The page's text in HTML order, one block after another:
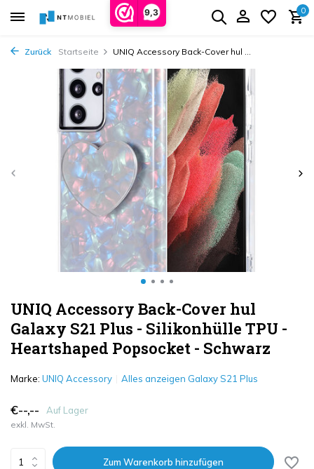
9,3 0
Zurück Startseite UNIQ Accessory Back-Cover hul ...
UNIQ Accessory Back-Cover hul
Galaxy S21 Plus - Silikonhülle TPU -
Heartshaped Popsocket - Schwarz
Marke: UNIQ Accessory Alles anzeigen Galaxy S21 Plus
€--,-- Auf Lager
exkl. MwSt.
Zum Warenkorb hinzufügen